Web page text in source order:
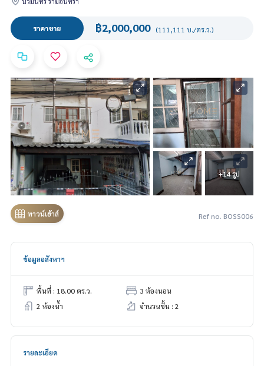
ราคาขาย ฿2,000,000 (111,111 บ./ตร.ว.)
+14 รูป
ทาวน์เฮ้าส์ Ref no. BOSS006
ข้อมูลอสังหาฯ
พื้นที่ : 18.00 ตร.ว.
3 ห้องนอน
2 ห้องน้ำ
จำนวนชั้น : 2
รายละเอียด